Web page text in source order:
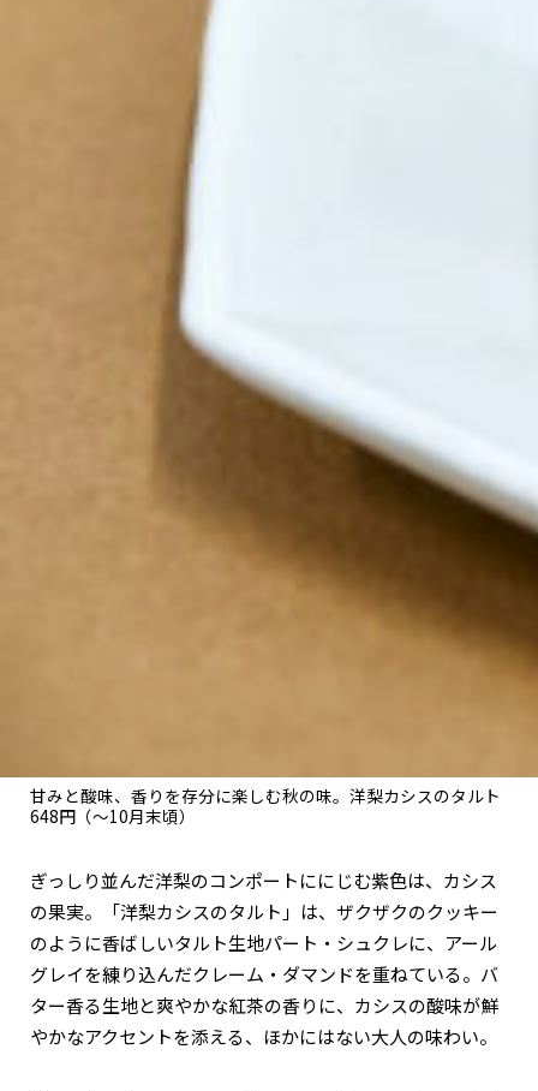
甘みと酸味、香りを存分に楽しむ秋の味。洋梨カシスのタルト
648円（～10月末頃）
ぎっしり並んだ洋梨のコンポートににじむ紫色は、カシス
の果実。「洋梨カシスのタルト」は、ザクザクのクッキー
のように香ばしいタルト生地パート・シュクレに、アール
グレイを練り込んだクレーム・ダマンドを重ねている。バ
ター香る生地と爽やかな紅茶の香りに、カシスの酸味が鮮
やかなアクセントを添える、ほかにはない大人の味わい。